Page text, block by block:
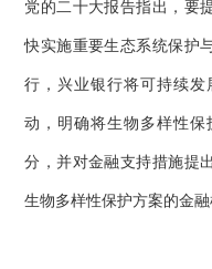
党的二十大报告指出，要
快实施重要生态系统保护
行，兴业银行将可持续
动，明确将生物多样性
分，并对金融支持措施提
生物多样性保护方案的金融